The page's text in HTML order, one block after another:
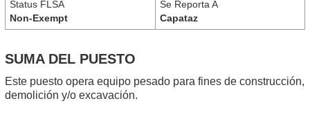
Status FLSA
Non-Exempt
Se Reporta A
Capataz
SUMA DEL PUESTO
Este puesto opera equipo pesado para fines de construcción,
demolición y/o excavación.